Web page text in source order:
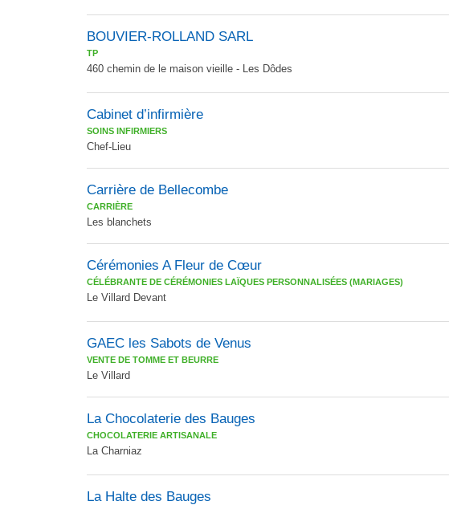
BOUVIER-ROLLAND SARL
TP
460 chemin de le maison vieille - Les Dôdes
Cabinet d’infirmière
SOINS INFIRMIERS
Chef-Lieu
Carrière de Bellecombe
CARRIÈRE
Les blanchets
Cérémonies A Fleur de Cœur
CÉLÉBRANTE DE CÉRÉMONIES LAÏQUES PERSONNALISÉES (MARIAGES)
Le Villard Devant
GAEC les Sabots de Venus
VENTE DE TOMME ET BEURRE
Le Villard
La Chocolaterie des Bauges
CHOCOLATERIE ARTISANALE
La Charniaz
La Halte des Bauges